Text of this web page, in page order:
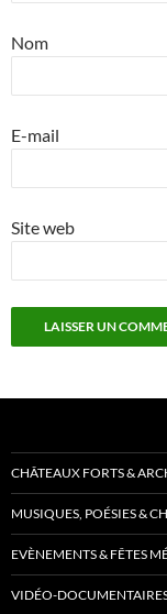
Nom
E-mail
Site web
CHÂTEAUX FORTS &
MUSIQUES, POÉSIES &
EVÈNEMENTS & FÊTES
VIDÉO-